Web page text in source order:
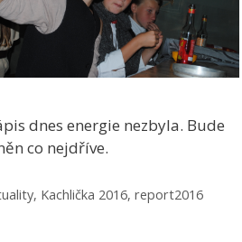
dnes energie nezbyla. Bude
co nejdříve.
, Kachlička 2016,report2016